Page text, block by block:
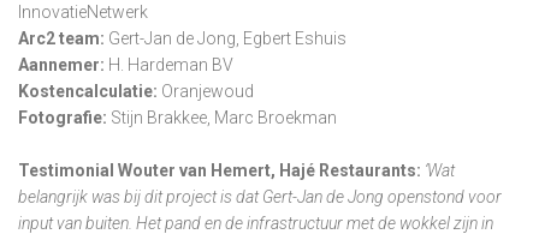
InnovatieNetwerk
Arc2 team: Gert-Jan de Jong, Egbert Eshuis
Aannemer: H. Hardeman BV
Kostencalculatie: Oranjewoud
Fotografie: Stijn Brakkee, Marc Broekman
Testimonial Wouter van Hemert, Hajé Restaurants: ‘Wat
belangrijk was bij dit project is dat Gert-Jan de Jong openstond voor
input van buiten. Het pand en de infrastructuur met de wokkel zijn in